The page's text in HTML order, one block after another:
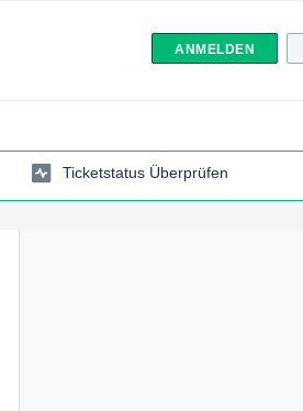
ANMELDEN
Ticketstatus Überprüfen